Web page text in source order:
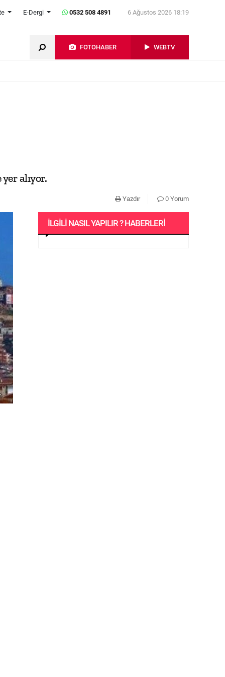
E-Dergi 0532 508 4891 6 Ağustos 2026 18:19
FOTOHABER WEBTV
alıyor.
Yazdır 0 Yorum
İLGILI NASIL YAPILIR ? HABERLERI